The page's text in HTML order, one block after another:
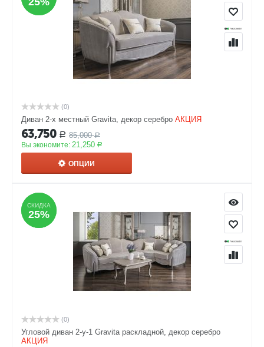
(0)
Диван 2-х местный Gravita, декор серебро АКЦИЯ
63,750 Р 85,000 Р
Вы экономите: 21,250 Р
ОПЦИИ
СКИДКА
25%
СКИДКА
25%
(0)
Угловой диван 2-у-1 Gravita раскладной, декор серебро
АКЦИЯ